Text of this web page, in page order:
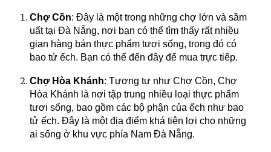
Chợ Cồn: Đây là một trong những chợ lớn và sầm
uất tại Đà Nẵng, nơi bạn có thể tìm thấy rất nhiều
gian hàng bán thực phẩm tươi sống, trong đó có
bao tử ếch. Bạn có thể đến đây để mua trực tiếp.
Chợ Hòa Khánh: Tương tự như Chợ Cồn, Chợ
Hòa Khánh là nơi tập trung nhiều loại thực phẩm
tươi sống, bao gồm các bộ phận của ếch như bao
tử ếch. Đây là một địa điểm khá tiện lợi cho những
ai sống ở khu vực phía Nam Đà Nẵng.